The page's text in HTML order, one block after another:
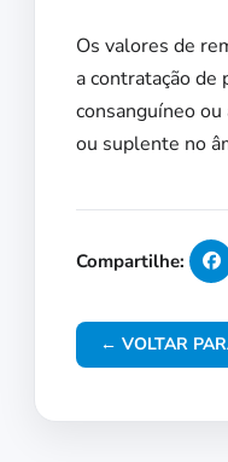
Os valores de
a contratação
consanguíneo
ou suplente no
Compartilhe:
← VOLTAR